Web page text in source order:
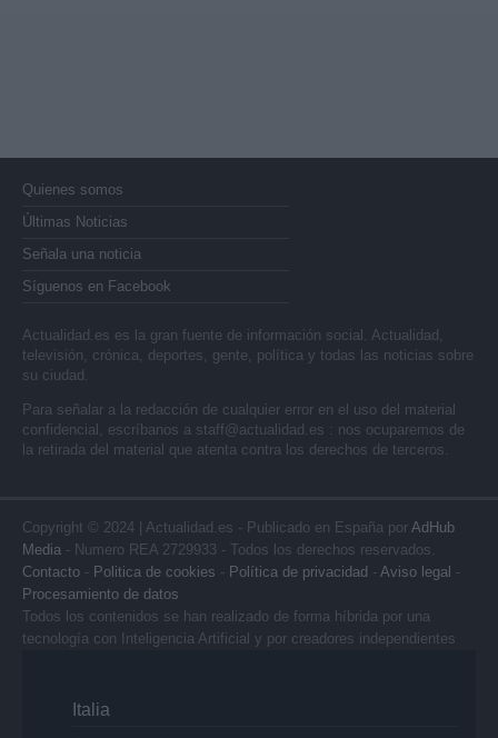
Quienes somos
Últimas Noticias
Señala una noticia
Síguenos en Facebook
Actualidad.es es la gran fuente de información social. Actualidad,
televisión, crónica, deportes, gente, política y todas las noticias sobre
su ciudad.
Para señalar a la redacción de cualquier error en el uso del material
confidencial, escríbanos a staff@actualidad.es : nos ocuparemos de
la retirada del material que atenta contra los derechos de terceros.
Copyright © 2024 | Actualidad.es - Publicado en España por AdHub
Media - Numero REA 2729933 - Todos los derechos reservados.
Contacto - Politica de cookies - Política de privacidad - Aviso legal -
Procesamiento de datos
Todos los contenidos se han realizado de forma híbrida por una
tecnología con Inteligencia Artificial y por creadores independientes
Italia